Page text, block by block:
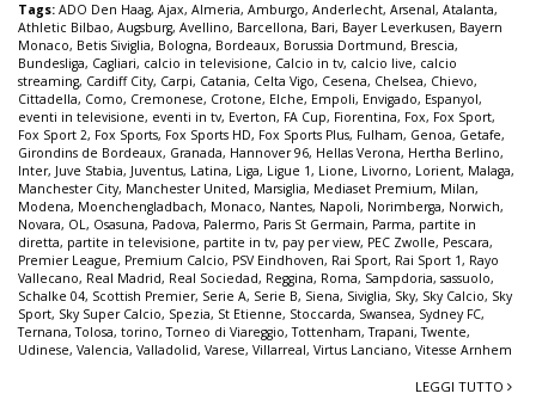
Tags: ADO Den Haag, Ajax, Almeria, Amburgo, Anderlecht, Arsenal, Atalanta,
Athletic Bilbao, Augsburg, Avellino, Barcellona, Bari, Bayer Leverkusen, Bayern
Monaco, Betis Siviglia, Bologna, Bordeaux, Borussia Dortmund, Brescia,
Bundesliga, Cagliari, calcio in televisione, Calcio in tv, calcio live, calcio
streaming, Cardiff City, Carpi, Catania, Celta Vigo, Cesena, Chelsea, Chievo,
Cittadella, Como, Cremonese, Crotone, Elche, Empoli, Envigado, Espanyol,
eventi in televisione, eventi in tv, Everton, FA Cup, Fiorentina, Fox, Fox Sport,
Fox Sport 2, Fox Sports, Fox Sports HD, Fox Sports Plus, Fulham, Genoa, Getafe,
Girondins de Bordeaux, Granada, Hannover 96, Hellas Verona, Hertha Berlino,
Inter, Juve Stabia, Juventus, Latina, Liga, Ligue 1, Lione, Livorno, Lorient, Malaga,
Manchester City, Manchester United, Marsiglia, Mediaset Premium, Milan,
Modena, Moenchengladbach, Monaco, Nantes, Napoli, Norimberga, Norwich,
Novara, OL, Osasuna, Padova, Palermo, Paris St Germain, Parma, partite in
diretta, partite in televisione, partite in tv, pay per view, PEC Zwolle, Pescara,
Premier League, Premium Calcio, PSV Eindhoven, Rai Sport, Rai Sport 1, Rayo
Vallecano, Real Madrid, Real Sociedad, Reggina, Roma, Sampdoria, sassuolo,
Schalke 04, Scottish Premier, Serie A, Serie B, Siena, Siviglia, Sky, Sky Calcio, Sky
Sport, Sky Super Calcio, Spezia, St Etienne, Stoccarda, Swansea, Sydney FC,
Ternana,Tolosa, torino,Torneo di Viareggio,Tottenham,Trapani,Twente,
Udinese, Valencia, Valladolid, Varese, Villarreal, Virtus Lanciano, Vitesse Arnhem
LEGGI TUTTO